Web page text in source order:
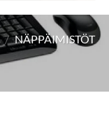
/ NÄPPÄIMISTÖT